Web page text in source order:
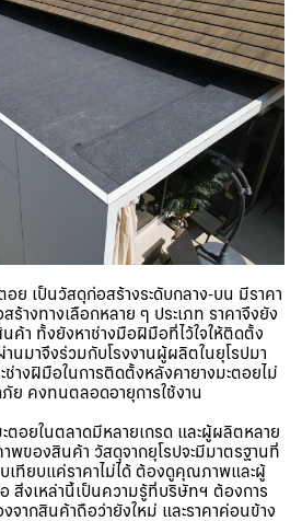
ย เป็นวัสดุก่อสร้างระดับกลาง-บน มีราคา
างทางเลือกหลาย ๆ ประเภท ราคาจึงยัง
นค้า ทั้งยังหาช่างมือฝีมือที่ไว้ใจให้ติดตั้ง
นมาจึงร่วมกับโรงงานผู้ผลิตในยุโรปมา
างฝีมือในการติดตั้งหลังคายางมะตอยไม่
ย คงทนตลอดอายุการใช้งาน
ตอยในตลาดมีหลายเกรด และผู้ผลิตหลาย
พของสินค้า วัสดุจากยุโรปจะมีมาตรฐานที่
เทียบแค่ราคาไม่ได้ ต้องดูคุณภาพและผู้
สิ่งเหล่านี้เป็นความรู้ที่บริษัทฯ ต้องการ
จากสินค้าถือว่ายังใหม่ และราคาค่อนข้าง